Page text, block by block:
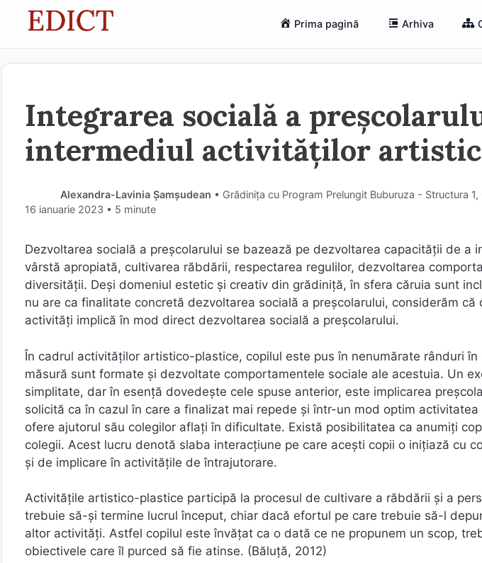
Prima pagină Arhiva
Integrarea socială a
intermediul activităților
Alexandra-Lavinia Șamșudean • Grădinița cu Program Prelungit Buburuza - Structura
16 ianuarie 2023 • 5 minute
Dezvoltarea socială a preșcolarului se bazează pe dezvoltarea capacității de a
vârstă apropiată, cultivarea răbdării, respectarea regulilor, dezvoltarea
diversității. Deși domeniul estetic și creativ din grădiniță, în sfera căruia sunt
nu are ca finalitate concretă dezvoltarea socială a preșcolarului, considerăm
activități implică în mod direct dezvoltarea socială a preșcolarului.
În cadrul activităților artistico-plastice, copilul este pus în nenumărate rânduri
măsură sunt formate și dezvoltate comportamentele sociale ale acestuia. Un
simplitate, dar în esență dovedește cele spuse anterior, este implicarea
solicită ca în cazul în care a finalizat mai repede și într-un mod optim
ofere ajutorul său colegilor aflați în dificultate. Există posibilitatea ca anumiți
colegii. Acest lucru denotă slaba interacțiune pe care acești copii o inițiază cu
și de implicare în activitățile de întrajutorare.
Activitățile artistico-plastice participă la procesul de cultivare a răbdării și a
trebuie să-și termine lucrul început, chiar dacă efortul pe care trebuie să-l
altor activități. Astfel copilul este învățat ca o dată ce ne propunem un scop,
obiectivele care îl purced să fie atinse. (Băluță, 2012)